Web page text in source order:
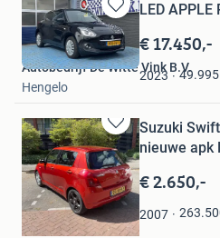
Bewaren
in
Mijn
Favorieten
LED APPLE
€ 17.450,-
2023 49.995
Autobedrijf De Witte Vink B.V.
Hengelo
Bewaren
in
Mijn
Favorieten
Suzuki
nieuwe apk
€ 2.650,-
2007
Splitsecond
Amstelveen